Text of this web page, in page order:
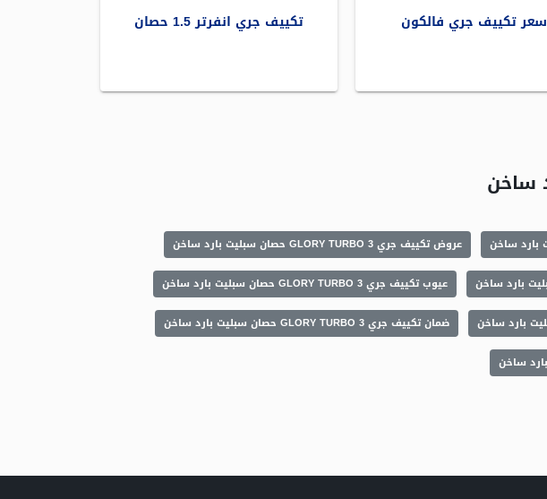
سعر تكييف جري فالكون تكييف جري انفرتر 1.5 حصان
عروض تكييف جري GLORY TURBO 3 حصان سبليت بارد ساخن
عيوب تكييف جري GLORY TURBO 3 حصان سبليت بارد ساخن
ضمان تكييف جري GLORY TURBO 3 حصان سبليت بارد ساخن